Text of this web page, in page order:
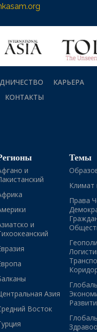
КАРЬЕРА
КОНТАКТЫ
и
и
Азия
Восток
Темы
Климат
Права